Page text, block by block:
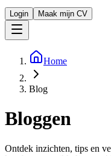
Login Maak mijn CV
Home
Blog
Bloggen
Ontdek inzichten, tips en